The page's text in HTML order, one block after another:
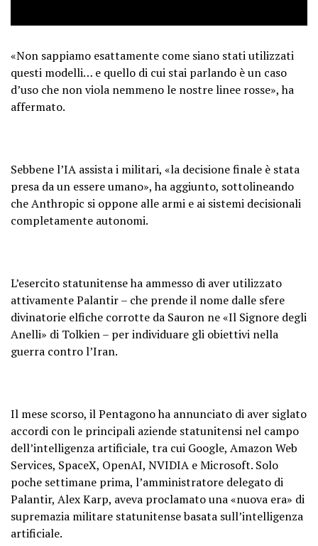
«Non sappiamo esattamente come siano stati utilizzati
questi modelli… e quello di cui stai parlando è un caso
d’uso che non viola nemmeno le nostre linee rosse», ha
affermato.
Sebbene l’IA assista i militari, «la decisione finale è stata
presa da un essere umano», ha aggiunto, sottolineando
che Anthropic si oppone alle armi e ai sistemi decisionali
completamente autonomi.
L’esercito statunitense ha ammesso di aver utilizzato
attivamente Palantir – che prende il nome dalle sfere
divinatorie elfiche corrotte da Sauron ne «Il Signore degli
Anelli» di Tolkien – per individuare gli obiettivi nella
guerra contro l’Iran.
Il mese scorso, il Pentagono ha annunciato di aver siglato
accordi con le principali aziende statunitensi nel campo
dell’intelligenza artificiale, tra cui Google, Amazon Web
Services, SpaceX, OpenAI, NVIDIA e Microsoft. Solo
poche settimane prima, l’amministratore delegato di
Palantir, Alex Karp, aveva proclamato una «nuova era» di
supremazia militare statunitense basata sull’intelligenza
artificiale.